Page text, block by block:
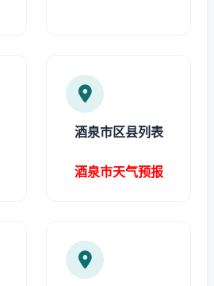
酒泉市区县列表
酒泉市天气预报